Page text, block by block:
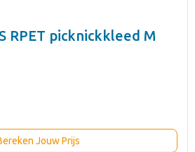
RPET picknickkleed M
Jouw Prijs